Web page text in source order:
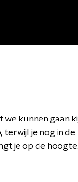
kunnen gaan
terwijl je nog in de
je op de hoogte.